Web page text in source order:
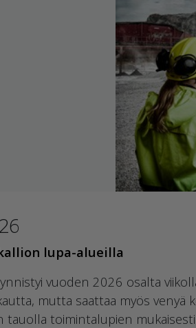
lupa-alueilla
vuoden 2026 osalta
mutta saattaa myös venyä
toimintalupien